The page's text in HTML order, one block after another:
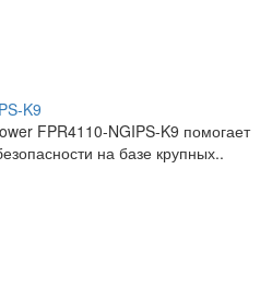
K9
FPR4110-NGIPS-K9 помогает
на базе крупных..